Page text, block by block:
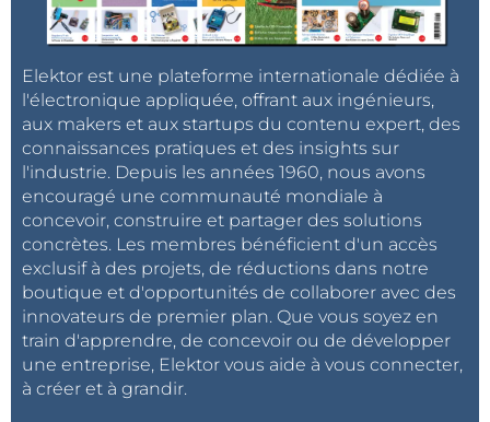
Elektor est une plateforme internationale dédiée à
l'électronique appliquée, offrant aux ingénieurs,
aux makers et aux startups du contenu expert, des
connaissances pratiques et des insights sur
l'industrie. Depuis les années 1960, nous avons
encouragé une communauté mondiale à
concevoir, construire et partager des solutions
concrètes. Les membres bénéficient d'un accès
exclusif à des projets, de réductions dans notre
boutique et d'opportunités de collaborer avec des
innovateurs de premier plan. Que vous soyez en
train d'apprendre, de concevoir ou de développer
une entreprise, Elektor vous aide à vous connecter,
à créer et à grandir.